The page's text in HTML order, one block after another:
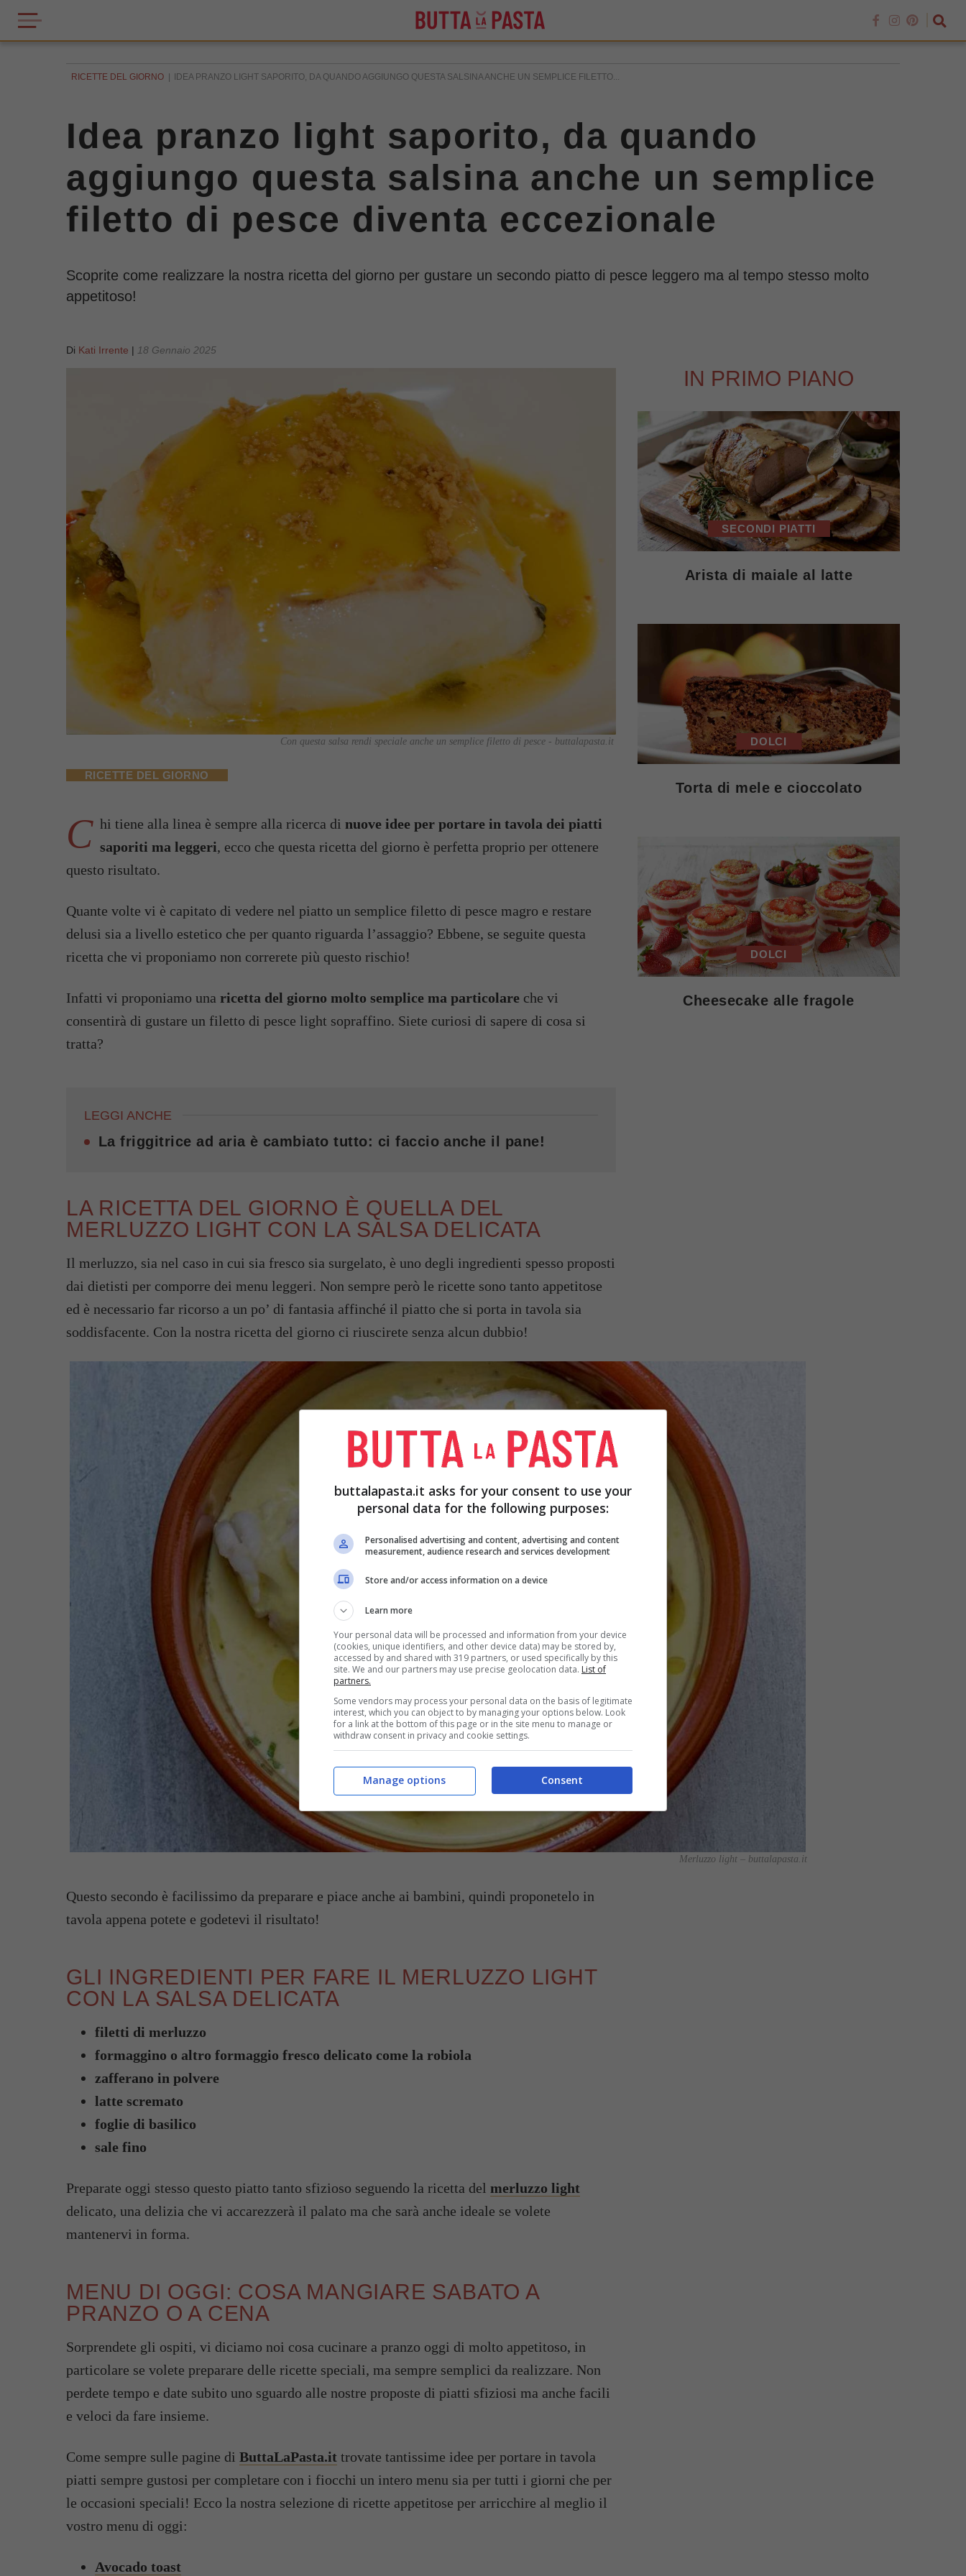
RICETTE DEL GIORNO IDEA PRANZO LIGHT SAPORITO, DA QUANDO AGGIUNGO QUESTA SALSINA ANCHE UN SEMPLICE FILETTO...
Idea pranzo light saporito, da quando
aggiungo questa salsina anche un semplice
filetto di pesce diventa eccezionale
Scoprite come realizzare la nostra ricetta del giorno per gustare un secondo piatto di pesce leggero ma al tempo stesso molto
appetitoso!
Di Kati Irrente | 18 Gennaio 2025
Con questa salsa rendi speciale anche un semplice filetto di pesce - buttalapasta.it
RICETTE DEL GIORNO
C hi tiene alla linea è sempre alla ricerca di nuove idee per portare in tavola dei piatti
saporiti ma leggeri, ecco che questa ricetta del giorno è perfetta proprio per ottenere
questo risultato.
Quante volte vi è capitato di vedere nel piatto un semplice filetto di pesce magro e restare
delusi sia a livello estetico che per quanto riguarda l’assaggio? Ebbene, se seguite questa
ricetta che vi proponiamo non correrete più questo rischio!
Infatti vi proponiamo una ricetta del giorno molto semplice ma particolare che vi
consentirà di gustare un filetto di pesce light sopraffino. Siete curiosi di sapere di cosa si
tratta?
LEGGI ANCHE
La friggitrice ad aria è cambiato tutto: ci faccio anche il pane!
LA RICETTA DEL GIORNO È QUELLA DEL
MERLUZZO LIGHT CON LA SALSA DELICATA
Il merluzzo, sia nel caso in cui sia fresco sia surgelato, è uno degli ingredienti spesso proposti
dai dietisti per comporre dei menu leggeri. Non sempre però le ricette sono tanto appetitose
ed è necessario far ricorso a un po’ di fantasia affinché il piatto che si porta in tavola sia
soddisfacente. Con la nostra ricetta del giorno ci riuscirete senza alcun dubbio!
Merluzzo light – buttalapasta.it
Questo secondo è facilissimo da preparare e piace anche ai bambini, quindi proponetelo in
tavola appena potete e godetevi il risultato!
GLI INGREDIENTI PER FARE IL MERLUZZO LIGHT
CON LA SALSA DELICATA
filetti di merluzzo
formaggino o altro formaggio fresco delicato come la robiola
zafferano in polvere
latte scremato
foglie di basilico
sale fino
Preparate oggi stesso questo piatto tanto sfizioso seguendo la ricetta del merluzzo light
delicato, una delizia che vi accarezzerà il palato ma che sarà anche ideale se volete
mantenervi in forma.
MENU DI OGGI: COSA MANGIARE SABATO A
PRANZO O A CENA
Sorprendete gli ospiti, vi diciamo noi cosa cucinare a pranzo oggi di molto appetitoso, in
particolare se volete preparare delle ricette speciali, ma sempre semplici da realizzare. Non
perdete tempo e date subito uno sguardo alle nostre proposte di piatti sfiziosi ma anche facili
e veloci da fare insieme.
Come sempre sulle pagine di ButtaLaPasta.it trovate tantissime idee per portare in tavola
piatti sempre gustosi per completare con i fiocchi un intero menu sia per tutti i giorni che per
le occasioni speciali! Ecco la nostra selezione di ricette appetitose per arricchire al meglio il
vostro menu di oggi:
Avocado toast
IN PRIMO PIANO
SECONDI PIATTI
Arista di maiale al latte
DOLCI
Torta di mele e cioccolato
DOLCI
Cheesecake alle fragole
buttalapasta.it asks for your consent to use your
personal data for the following purposes:
Personalised advertising and content, advertising and content
measurement, audience research and services development
Store and/or access information on a device
Learn more
Your personal data will be processed and information from your device
(cookies, unique identifiers, and other device data) may be stored by,
accessed by and shared with 319 partners, or used specifically by this
site. We and our partners may use precise geolocation data. List of
partners.
Some vendors may process your personal data on the basis of legitimate
interest, which you can object to by managing your options below. Look
for a link at the bottom of this page or in the site menu to manage or
withdraw consent in privacy and cookie settings.
Consent
Manage options